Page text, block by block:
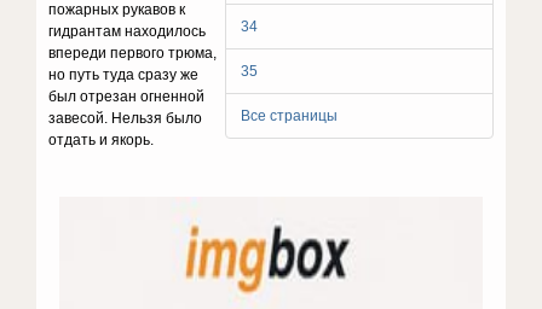
34
35
Все страницы
пожарных рукавов к
гидрантам находилось
впереди первого трюма,
но путь туда сразу же
был отрезан огненной
завесой. Нельзя было
отдать и якорь.